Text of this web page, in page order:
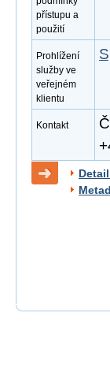
přístupu a
použití
Prohlížení
služby ve
veřejném
klientu
Kontakt